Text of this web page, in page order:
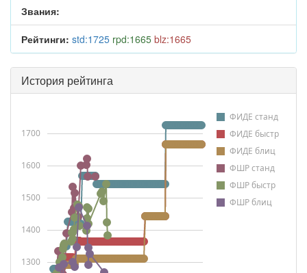
Звания:
Рейтинги: std:1725 rpd:1665 blz:1665
История рейтинга
ФИДЕ станд
ФИДЕ быстр
ФИДЕ блиц
ФШР станд
ФШР быстр
ФШР блиц
1300
1400
1500
1600
1700